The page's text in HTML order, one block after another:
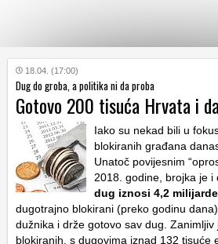
KATEGORIJE
HRVATSKI
WEB
18.04. (17:00)
Dug do groba, a politika ni da proba
Gotovo 200 tisuća Hrvata i
Iako su nekad bili u
blokiranih građana
Unatoč povijesnim
2018. godine, brojka je i
dug iznosi 4,2
dugotrajno blokirani (preko godinu
dužnika i drže gotovo sav dug.
blokiranih, s dugovima iznad 132 tisuće